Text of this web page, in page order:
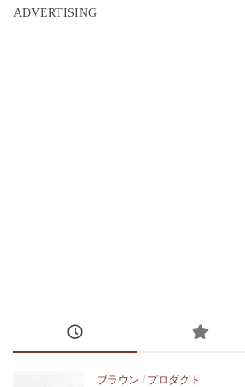
ADVERTISING
ブラウン / プロダクト